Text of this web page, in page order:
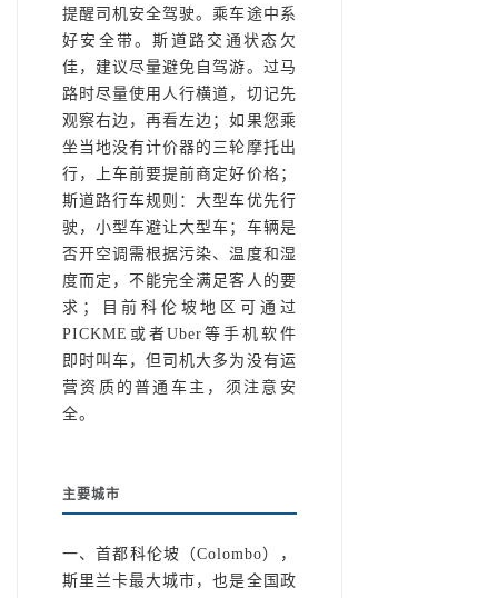
提醒司机安全驾驶。乘车途中系
好安全带。斯道路交通状态欠
佳，建议尽量避免自驾游。过马
路时尽量使用人行横道，切记先
观察右边，再看左边；如果您乘
坐当地没有计价器的三轮摩托出
行，上车前要提前商定好价格；
斯道路行车规则：大型车优先行
驶，小型车避让大型车；车辆是
否开空调需根据污染、温度和湿
度而定，不能完全满足客人的要
求；目前科伦坡地区可通过
PICKME或者Uber等手机软件
即时叫车，但司机大多为没有运
营资质的普通车主，须注意安
全。
主要城市
一、首都科伦坡（Colombo），
斯里兰卡最大城市，也是全国政